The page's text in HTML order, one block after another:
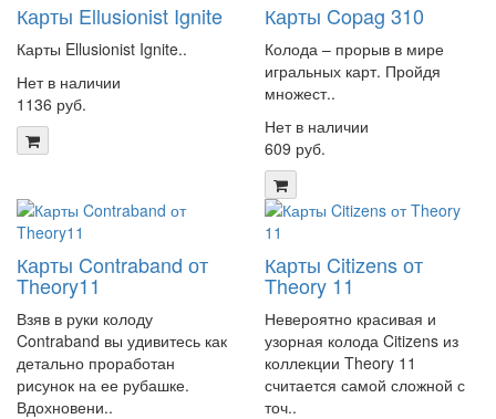
Карты Ellusionist Ignite
Карты Ellusionist Ignite..
Нет в наличии
1136 руб.
Карты Copag 310
Колода – прорыв в мире
игральных карт. Пройдя
множест..
Нет в наличии
609 руб.
Карты Contraband от
Theory11
Взяв в руки колоду
Contraband вы удивитесь как
детально проработан
рисунок на ее рубашке.
Вдохновени..
Карты Citizens от
Theory 11
Невероятно красивая и
узорная колода Citizens из
коллекции Theory 11
считается самой сложной с
точ..